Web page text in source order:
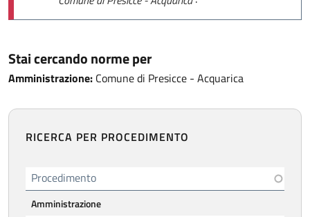
Stai cercando norme per
Amministrazione: Comune di Presicce - Acquarica
RICERCA PER PROCEDIMENTO
Procedimento
Amministrazione